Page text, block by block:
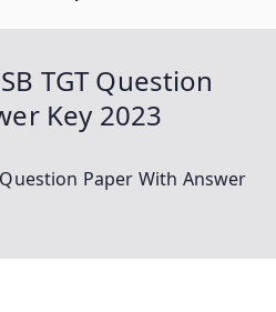
TGT Question
Key 2023
Paper With Answer